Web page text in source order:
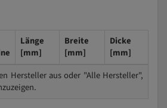
Länge
[mm]
Breite
[mm]
Dicke
[mm]
Hersteller aus oder "Alle Hersteller",